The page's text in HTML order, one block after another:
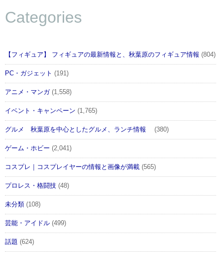
Categories
【フィギュア】 フィギュアの最新情報と、秋葉原のフィギュア情報 (804)
PC・ガジェット (191)
アニメ・マンガ(1,558)
イベント・キャンペーン (1,765)
グルメ 秋葉原を中心としたグルメ、ランチ情報 (380)
ゲーム・ホビー (2,041)
コスプレ｜コスプレイヤーの情報と画像が満載 (565)
プロレス・格闘技 (48)
未分類 (108)
芸能・アイドル (499)
話題 (624)